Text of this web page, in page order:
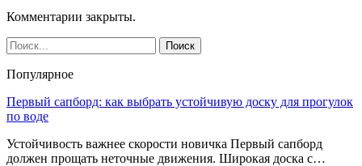
Комментарии закрыты.
Популярное
Первый сапборд: как выбрать устойчивую доску для прогулок
по воде
Устойчивость важнее скорости новичка Первый сапборд
должен прощать неточные движения. Широкая доска с…